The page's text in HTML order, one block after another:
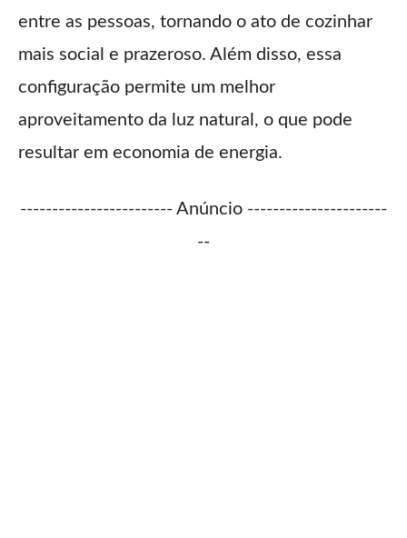
entre as pessoas, tornando o ato de cozinhar
mais social e prazeroso. Além disso, essa
configuração permite um melhor
aproveitamento da luz natural, o que pode
resultar em economia de energia.
------------------------ Anúncio ----------------------
--